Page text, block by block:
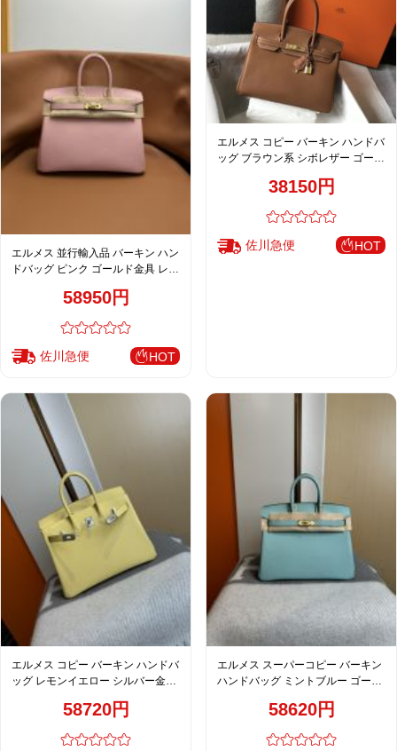
エルメス 並行輸入品 バーキン ハン
ドバッグ ピンク ゴールド金具 レデ
58950円
佐川急便 HOT
エルメス コピー バーキン ハンドバ
ッグ ブラウン系 シボレザー ゴール
38150円
佐川急便 HOT
エルメス コピー バーキン ハンドバ
ッグ レモンイエロー シルバー金具
58720円
エルメス スーパーコピー バーキン
ハンドバッグ ミントブルー ゴール
58620円